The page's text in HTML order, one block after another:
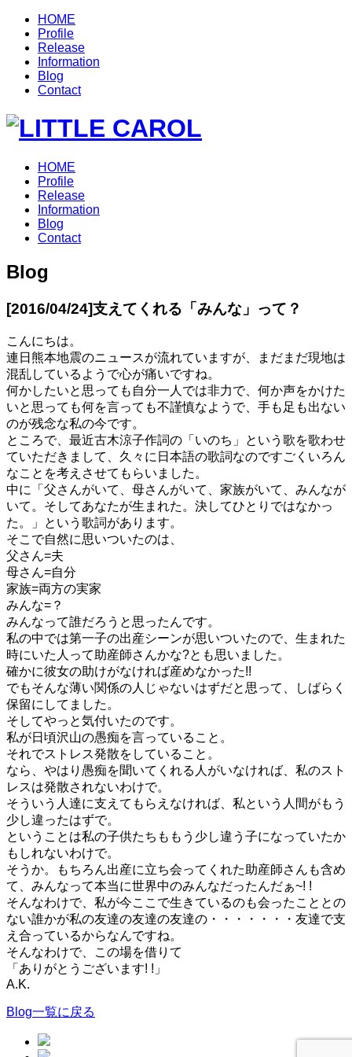
HOME
Profile
Release
Information
Blog
Contact
HOME
Profile
Release
Information
Blog
Contact
Blog
[2016/04/24]支えてくれる「みんな」って？
こんにちは。
連日熊本地震のニュースが流れていますが、まだまだ現地は
混乱しているようで心が痛いですね。
何かしたいと思っても自分一人では非力で、何か声をかけた
いと思っても何を言っても不謹慎なようで、手も足も出ない
のが残念な私の今です。
ところで、最近古木涼子作詞の「いのち」という歌を歌わせ
ていただきまして、久々に日本語の歌詞なのですごくいろん
なことを考えさせてもらいました。
中に「父さんがいて、母さんがいて、家族がいて、みんなが
いて。そしてあなたが生まれた。決してひとりではなかっ
た。」という歌詞があります。
そこで自然に思いついたのは、
父さん=夫
母さん=自分
家族=両方の実家
みんな=？
みんなって誰だろうと思ったんです。
私の中では第一子の出産シーンが思いついたので、生まれた
時にいた人って助産師さんかな?とも思いました。
確かに彼女の助けがなければ産めなかった!!
でもそんな薄い関係の人じゃないはずだと思って、しばらく
保留にしてました。
そしてやっと気付いたのです。
私が日頃沢山の愚痴を言っていること。
それでストレス発散をしていること。
なら、やはり愚痴を聞いてくれる人がいなければ、私のスト
レスは発散されないわけで。
そういう人達に支えてもらえなければ、私という人間がもう
少し違ったはずで。
ということは私の子供たちももう少し違う子になっていたか
もしれないわけで。
そうか。もちろん出産に立ち会ってくれた助産師さんも含め
て、みんなって本当に世界中のみんなだったんだぁ~! !
そんなわけで、私が今ここで生きているのも会ったこととの
ない誰かが私の友達の友達の友達の・・・・・・・友達で支
え合っているからなんですね。
そんなわけで、この場を借りて
「ありがとうございます! !」
A.K.
Blog一覧に戻る